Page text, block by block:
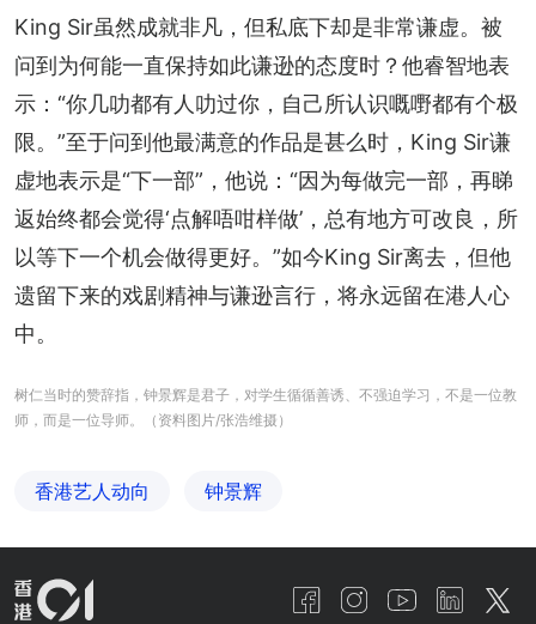
King Sir虽然成就非凡，但私底下却是非常谦虚。被
问到为何能一直保持如此谦逊的态度时？他睿智地表
示：“你几叻都有人叻过你，自己所认识嘅嘢都有个极
限。”至于问到他最满意的作品是甚么时，King Sir谦
虚地表示是“下一部”，他说：“因为每做完一部，再睇
返始终都会觉得‘点解唔咁样做’，总有地方可改良，所
以等下一个机会做得更好。”如今King Sir离去，但他
遗留下来的戏剧精神与谦逊言行，将永远留在港人心
中。
树仁当时的赞辞指，钟景辉是君子，对学生循循善诱、不强迫学习，不是一位教
师，而是一位导师。（资料图片/张浩维摄）
香港艺人动向 钟景辉